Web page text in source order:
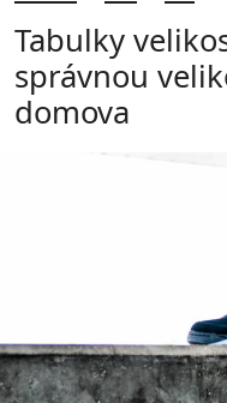
Tabulky
správnou
domova